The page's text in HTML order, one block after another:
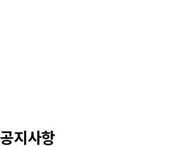
공지사항